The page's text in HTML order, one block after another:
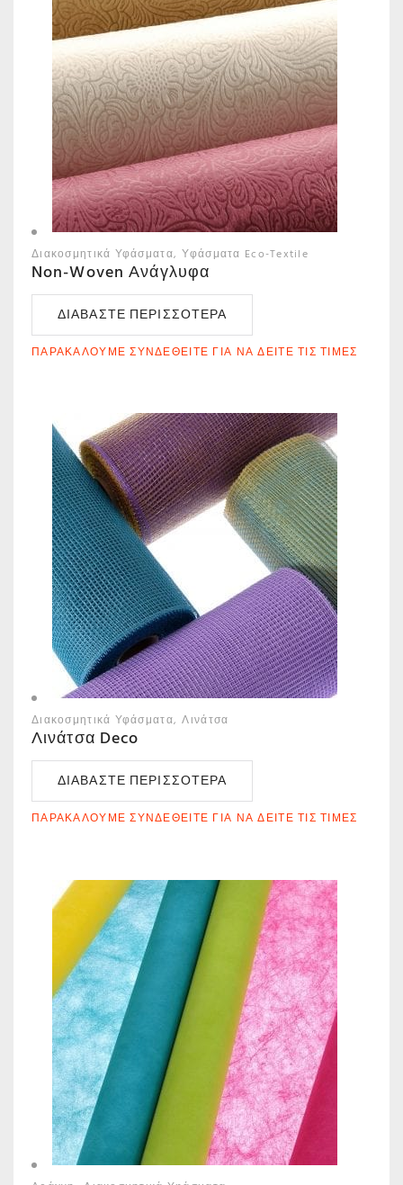
Διακοσμητικά Υφάσματα Υφάσματα Eco-Textile
Non-Woven Ανάγλυφα
ΔΙΑΒΆΣΤΕ ΠΕΡΙΣΣΌΤΕΡΑ
ΠΑΡΑΚΑΛΟΎΜΕ ΣΥΝΔΕΘΕΊΤΕ ΓΙΑ ΝΑ ΔΕΊΤΕ ΤΙΣ ΤΙΜΈΣ
Διακοσμητικά Υφάσματα Λινάτσα
Λινάτσα Deco
ΔΙΑΒΆΣΤΕ ΠΕΡΙΣΣΌΤΕΡΑ
ΠΑΡΑΚΑΛΟΎΜΕ ΣΥΝΔΕΘΕΊΤΕ ΓΙΑ ΝΑ ΔΕΊΤΕ ΤΙΣ ΤΙΜΈΣ